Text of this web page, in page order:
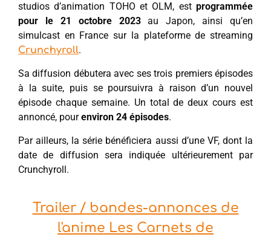
studios d’animation TOHO et OLM, est programmée
pour le 21 octobre 2023au Japon, ainsi qu’en
simulcast en France sur la plateforme de streaming
Crunchyroll.
Sa diffusion débutera avec ses trois premiers épisodes
à la suite, puis se poursuivra à raison d’un nouvel
épisode chaque semaine. Un total de deux cours est
annoncé, pourenviron 24 épisodes.
Par ailleurs, la série bénéficiera aussi d’une VF, dont la
date de diffusion sera indiquée ultérieurement par
Crunchyroll.
Trailer / bandes-annonces de
l'anime Les Carnets de